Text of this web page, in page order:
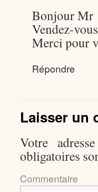
Bonjour Mr
Vendez-
Merci pour
Répondre
Laisser un
Votre
obligatoires